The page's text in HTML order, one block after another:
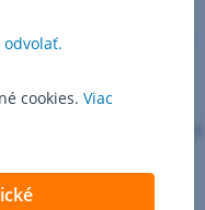
občianske
etická a globálna
vekové skupiny.
environmentálneho
stredných
a priniesť do škôl
učitelia spolu
stopu na školách
odvolať.
cookies. Viac